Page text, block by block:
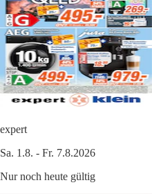
expert
Sa. 1.8. - Fr. 7.8.2026
Nur noch heute gültig